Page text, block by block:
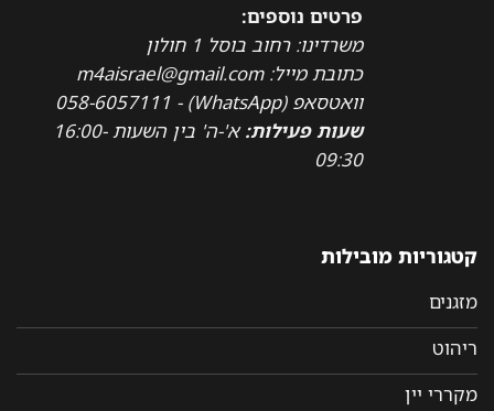
פרטים נוספים:
משרדינו: רחוב בוסל 1 חולון
כתובת מייל: m4aisrael@gmail.com
וואטסאפ (WhatsApp) - 058-6057111
שעות פעילות:
א'-ה' בין השעות 16:00-
09:30
קטגוריות מובילות
מזגנים
ריהוט
מקררי יין